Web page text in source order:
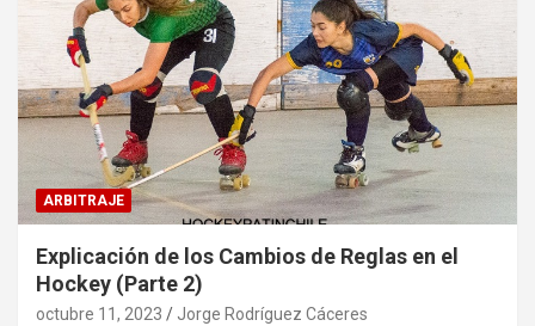
ARBITRAJE
Explicación de los Cambios de Reglas en el
Hockey (Parte 2)
octubre 11, 2023 Jorge Rodríguez Cáceres